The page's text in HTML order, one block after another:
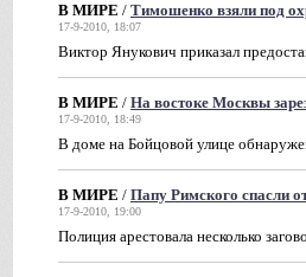
В МИРЕ / Тимошенко взяли под
17-9-2010, 18:07
Виктор Янукович приказал
В МИРЕ / На востоке Москвы
17-9-2010, 18:49
В доме на Бойцовой улице
В МИРЕ / Папу Римского спасли
17-9-2010, 19:00
Полиция арестовала несколько